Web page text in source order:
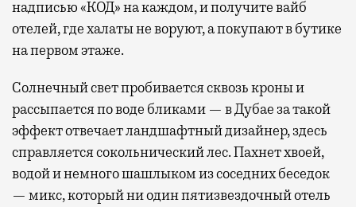
надписью «КОД» на каждом, и получите вайб
отелей, где халаты не воруют, а покупают в бутике
на первом этаже.
Солнечный свет пробивается сквозь кроны и
рассыпается по воде бликами — в Дубае за такой
эффект отвечает ландшафтный дизайнер, здесь
справляется сокольнический лес. Пахнет хвоей,
водой и немного шашлыком из соседних беседок
— микс, который ни один пятизвездочный отель